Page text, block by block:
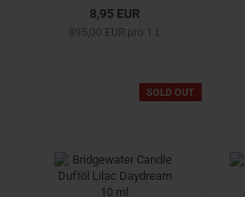
8,95 EUR
895,00 EUR pro 1 L
SOLD OUT